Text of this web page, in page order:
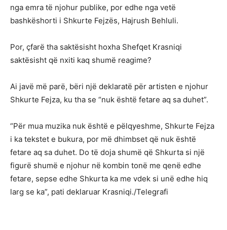
nga emra të njohur publike, por edhe nga vetë
bashkëshorti i Shkurte Fejzës, Hajrush Behluli.
Por, çfarë tha saktësisht hoxha Shefqet Krasniqi
saktësisht që nxiti kaq shumë reagime?
Ai javë më parë, bëri një deklaratë për artisten e njohur
Shkurte Fejza, ku tha se “nuk është fetare aq sa duhet”.
“Për mua muzika nuk është e pëlqyeshme, Shkurte Fejza
i ka tekstet e bukura, por më dhimbset që nuk është
fetare aq sa duhet. Do të doja shumë që Shkurta si një
figurë shumë e njohur në kombin tonë me qenë edhe
fetare, sepse edhe Shkurta ka me vdek si unë edhe hiq
larg se ka”, pati deklaruar Krasniqi./Telegrafi